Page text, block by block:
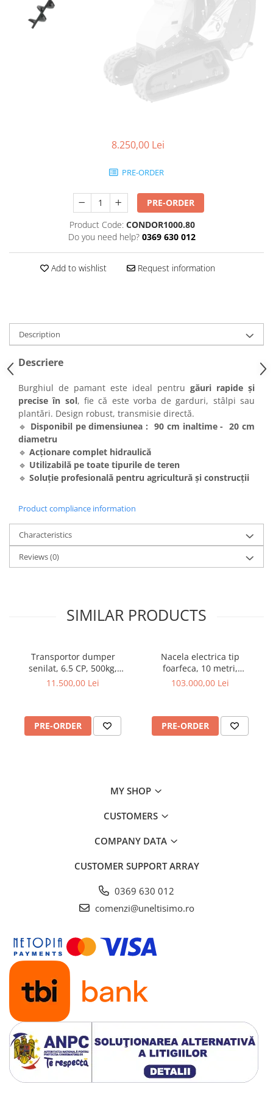
Polizoare de cioturi pomi
Tocatoare electrice
Tocatoare priza PTO tractor
Transpaleti si stivuitoare
Trolii forestiere
Freze de zapada
Incarcatoare frontale
Masini de sapat santuri
8.250,00 Lei
PRE-ORDER
PRE-ORDER
Product Code: CONDOR1000.80
Do you need help? 0369 630 012
Add to wishlist Request information
Description
Descriere
Burghiul de pamant este ideal pentru găuri rapide și
precise în sol, fie că este vorba de garduri, stâlpi sau
plantări. Design robust, transmisie directă.
🔹 Disponibil pe dimensiunea : 90 cm inaltime - 20 cm
diametru
🔹 Acționare complet hidraulică
🔹 Utilizabilă pe toate tipurile de teren
🔹 Soluție profesională pentru agricultură și construcții
Product compliance information
Characteristics
Reviews(0)
SIMILAR PRODUCTS
Transportor dumper
senilat, 6.5 CP, 500kg,
basculare mecanica,
11.500,00 Lei
PRE-ORDER
Nacela electrica tip
foarfeca, 10 metri,
capacitate 272 kg, Magni
103.000,00 Lei
PRE-ORDER
MY SHOP
CUSTOMERS
COMPANY DATA
CUSTOMER SUPPORTARRAY
0369 630 012
comenzi@uneltisimo.ro